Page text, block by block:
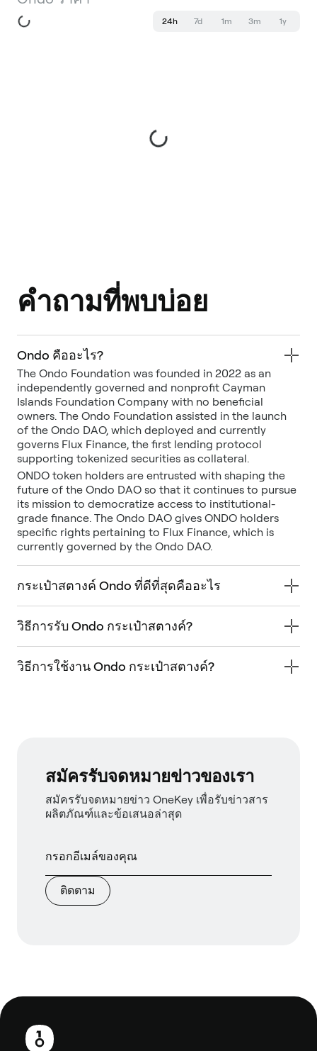
24h 7d 1m 3m 1y
คำถามที่พบบ่อย
Ondo คืออะไร?
The Ondo Foundation was founded in 2022 as an
independently governed and nonprofit Cayman
Islands Foundation Company with no beneficial
owners. The Ondo Foundation assisted in the launch
of the Ondo DAO, which deployed and currently
governs Flux Finance, the first lending protocol
supporting tokenized securities as collateral.
ONDO token holders are entrusted with shaping the
future of the Ondo DAO so that it continues to pursue
its mission to democratize access to institutional-
grade finance. The Ondo DAO gives ONDO holders
specific rights pertaining to Flux Finance, which is
currently governed by the Ondo DAO.
กระเป๋าสตางค์ Ondo ที่ดีที่สุดคืออะไร
วิธีการรับ Ondo กระเป๋าสตางค์?
วิธีการใช้งาน Ondo กระเป๋าสตางค์?
สมัครรับจดหมายข่าวของเรา
สมัครรับจดหมายข่าว OneKey เพื่อรับข่าวสาร
ผลิตภัณฑ์และข้อเสนอล่าสุด
ติดตาม
ส่วน
ท้าย